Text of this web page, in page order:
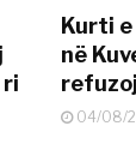
ri
Kurti
në
04/08/